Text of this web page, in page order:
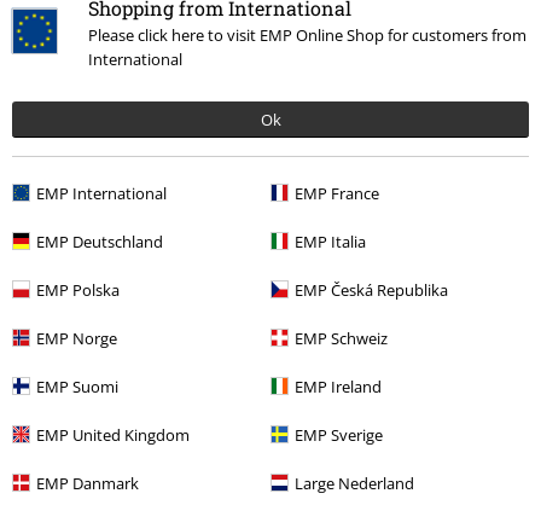
Shopping from International
Please click here to visit EMP Online Shop for customers from
International
Ok
EMP International EMP France
EMP Deutschland EMP Italia
EMP Polska EMP Česká Republika
EMP Norge EMP Schweiz
EMP Suomi EMP Ireland
EMP United Kingdom EMP Sverige
EMP Danmark Large Nederland
Promos % Médias Vinyl
Profitez d'une remise de 15 % en vous
J’accepte de recevoir la newsletter d’EMP et que mes données
personnelles soient utilisées par EMP Mail Order UK Ltd pour m’envoyer
régulièrement des infos sur ses produits. Mes données seront traitées
selon la
. Je sais que je peux retirer mon
accord à tout moment en contactant EMP Mail Order UK Ltd.